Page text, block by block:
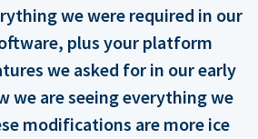
we were required in our
plus your platform
we asked for in our early
we are seeing everything we
modifications are more ice